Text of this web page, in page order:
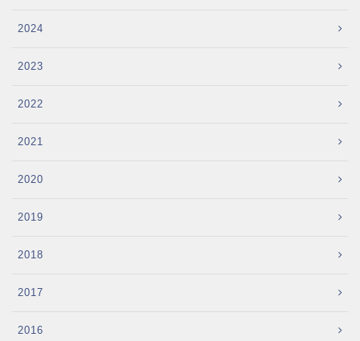
2024
2023
2022
2021
2020
2019
2018
2017
2016